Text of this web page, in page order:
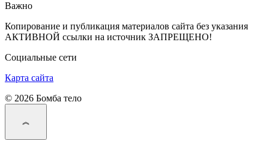
Важно
Копирование и публикация материалов сайта без указания
АКТИВНОЙ ссылки на источник ЗАПРЕЩЕНО!
Социальные сети
Карта сайта
© 2026 Бомба тело